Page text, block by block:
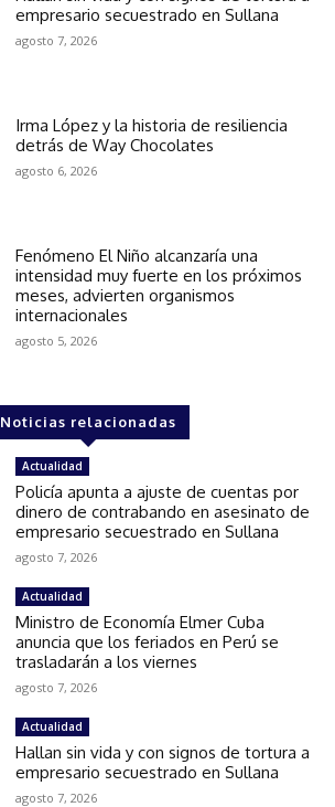
empresario secuestrado en Sullana
agosto 7, 2026
Irma López y la historia de resiliencia
detrás de Way Chocolates
agosto 6, 2026
Fenómeno El Niño alcanzaría una
intensidad muy fuerte en los próximos
meses, advierten organismos
internacionales
agosto 5, 2026
Noticias relacionadas
Actualidad
Policía apunta a ajuste de cuentas por
dinero de contrabando en asesinato de
empresario secuestrado en Sullana
agosto 7, 2026
Actualidad
Ministro de Economía Elmer Cuba
anuncia que los feriados en Perú se
trasladarán a los viernes
agosto 7, 2026
Actualidad
Hallan sin vida y con signos de tortura a
empresario secuestrado en Sullana
agosto 7, 2026